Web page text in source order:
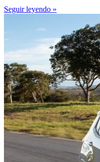
Seguir leyendo »